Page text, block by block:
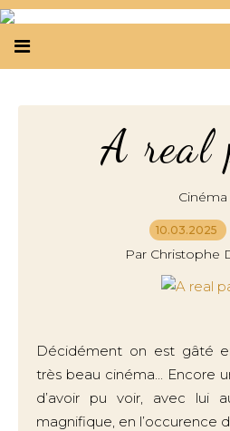
A real
Cinéma
10.03.2025
Par Christophe
Décidément on est gâté
très beau cinéma... Encore
d’avoir pu voir, avec lui
magnifique, en l’occurence